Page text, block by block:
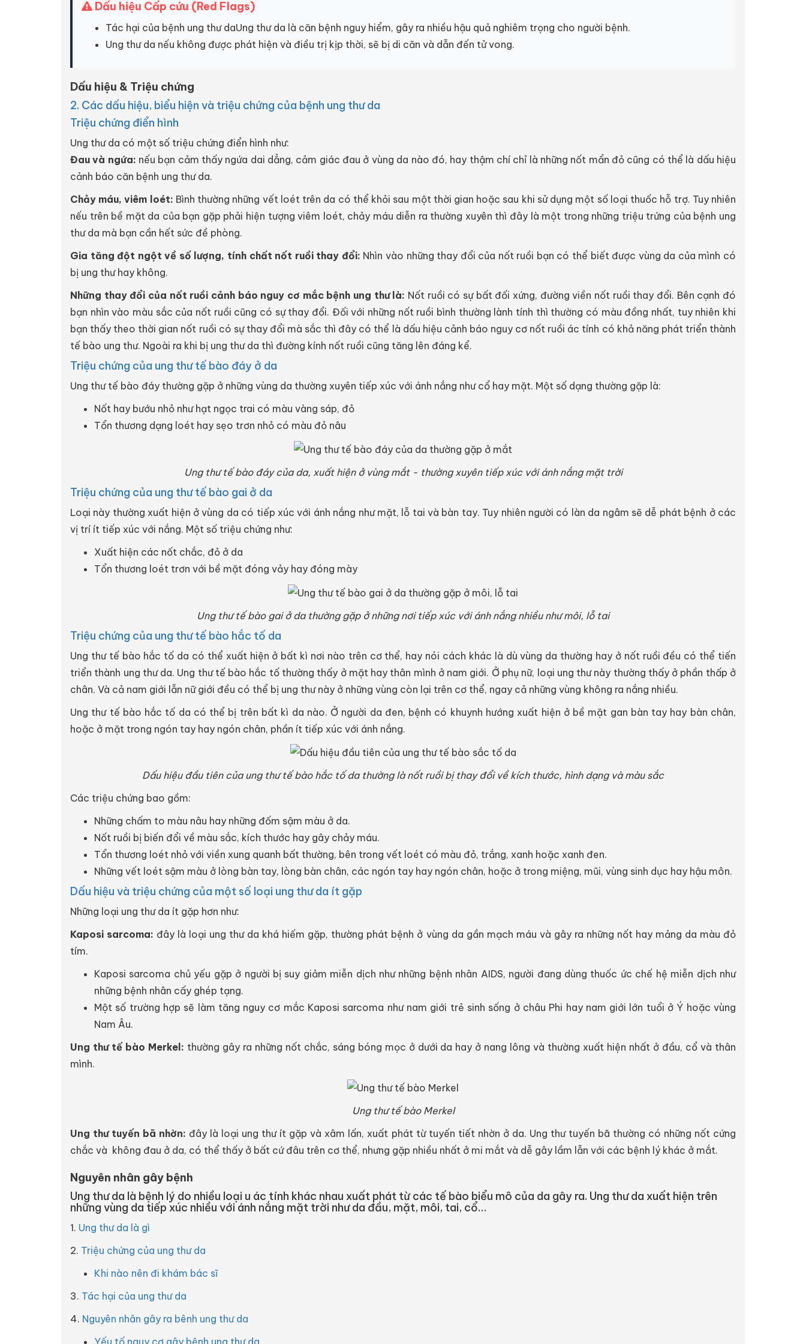
Dấu hiệu Cấp cứu (Red Flags)
Tác hại của bệnh ung thư daUng thư da là căn bệnh nguy hiểm, gây ra nhiều hậu quả nghiêm trọng cho người bệnh.
Ung thư da nếu không được phát hiện và điều trị kịp thời, sẽ bị di căn và dẫn đến tử vong.
Dấu hiệu & Triệu chứng
2. Các dấu hiệu, biểu hiện và triệu chứng của bệnh ung thư da
Triệu chứng điển hình
Ung thư da có một số triệu chứng điển hình như:
Đau và ngứa: nếu bạn cảm thấy ngứa dai dẳng, cảm giác đau ở vùng da nào đó, hay thậm chí chỉ là những nốt mẩn đỏ cũng có thể là dấu hiệu
cảnh báo căn bệnh ung thư da.
Chảy máu, viêm loét: Bình thường những vết loét trên da có thể khỏi sau một thời gian hoặc sau khi sử dụng một số loại thuốc hỗ trợ. Tuy nhiên
nếu trên bề mặt da của bạn gặp phải hiện tượng viêm loét, chảy máu diễn ra thường xuyên thì đây là một trong những triệu trứng của bệnh ung
thư da mà bạn cần hết sức đề phòng.
Gia tăng đột ngột về số lượng, tính chất nốt ruồi thay đổi: Nhìn vào những thay đổi của nốt ruồi bạn có thể biết được vùng da của mình có
bị ung thư hay không.
Những thay đổi của nốt ruồi cảnh báo nguy cơ mắc bệnh ung thư là: Nốt ruồi có sự bất đối xứng, đường viền nốt ruồi thay đổi. Bên cạnh đó
bạn nhìn vào màu sắc của nốt ruồi cũng có sự thay đổi. Đối với những nốt ruồi bình thường lành tính thì thường có màu đồng nhất, tuy nhiên khi
bạn thấy theo thời gian nốt ruồi có sự thay đổi mà sắc thì đây có thể là dấu hiệu cảnh báo nguy cơ nốt ruồi ác tính có khả năng phát triển thành
tế bào ung thư. Ngoài ra khi bị ung thư da thì đường kính nốt ruồi cũng tăng lên đáng kể.
Triệu chứng của ung thư tế bào đáy ở da
Ung thư tế bào đáy thường gặp ở những vùng da thường xuyên tiếp xúc với ánh nắng như cổ hay mặt. Một số dạng thường gặp là:
Nốt hay bướu nhỏ như hạt ngọc trai có màu vàng sáp, đỏ
Tổn thương dạng loét hay sẹo trơn nhỏ có màu đỏ nâu
Ung thư tế bào đáy của da, xuất hiện ở vùng mắt - thường xuyên tiếp xúc với ánh nắng mặt trời
Triệu chứng của ung thư tế bào gai ở da
Loại này thường xuất hiện ở vùng da có tiếp xúc với ánh nắng như mặt, lỗ tai và bàn tay. Tuy nhiên người có làn da ngâm sẽ dễ phát bệnh ở các
vị trí ít tiếp xúc với nắng. Một số triệu chứng như:
Xuất hiện các nốt chắc, đỏ ở da
Tổn thương loét trơn với bề mặt đóng vảy hay đóng mày
Ung thư tế bào gai ở da thường gặp ở những nơi tiếp xúc với ánh nắng nhiều như môi, lỗ tai
Triệu chứng của ung thư tế bào hắc tố da
Ung thư tế bào hắc tố da có thể xuất hiện ở bất kì nơi nào trên cơ thể, hay nói cách khác là dù vùng da thường hay ở nốt ruồi đều có thể tiến
triển thành ung thư da. Ung thư tế bào hắc tố thường thấy ở mặt hay thân mình ở nam giới. Ở phụ nữ, loại ung thư này thường thấy ở phần thấp ở
chân. Và cả nam giới lẫn nữ giới đều có thể bị ung thư này ở những vùng còn lại trên cơ thể, ngay cả những vùng không ra nắng nhiều.
Ung thư tế bào hắc tố da có thể bị trên bất kì da nào. Ở người da đen, bệnh có khuynh hướng xuất hiện ở bề mặt gan bàn tay hay bàn chân,
hoặc ở mặt trong ngón tay hay ngón chân, phần ít tiếp xúc với ánh nắng.
Dấu hiệu đầu tiên của ung thư tế bào hắc tố da thường là nốt ruồi bị thay đổi về kích thước, hình dạng và màu sắc
Các triệu chứng bao gồm:
Những chấm to màu nâu hay những đốm sậm màu ở da.
Nốt ruồi bị biến đổi về màu sắc, kích thước hay gây chảy máu.
Tổn thương loét nhỏ với viền xung quanh bất thường, bên trong vết loét có màu đỏ, trắng, xanh hoặc xanh đen.
Những vết loét sậm màu ở lòng bàn tay, lòng bàn chân, các ngón tay hay ngón chân, hoặc ở trong miệng, mũi, vùng sinh dục hay hậu môn.
Dấu hiệu và triệu chứng của một số loại ung thư da ít gặp
Những loại ung thư da ít gặp hơn như:
Kaposi sarcoma: đây là loại ung thư da khá hiếm gặp, thường phát bệnh ở vùng da gần mạch máu và gây ra những nốt hay mảng da màu đỏ
tím.
Kaposi sarcoma chủ yếu gặp ở người bị suy giảm miễn dịch như những bệnh nhân AIDS, người đang dùng thuốc ức chế hệ miễn dịch như
những bệnh nhân cấy ghép tạng.
Một số trường hợp sẽ làm tăng nguy cơ mắc Kaposi sarcoma như nam giới trẻ sinh sống ở châu Phi hay nam giới lớn tuổi ở Ý hoặc vùng
Nam Âu.
Ung thư tế bào Merkel: thường gây ra những nốt chắc, sáng bóng mọc ở dưới da hay ở nang lông và thường xuất hiện nhất ở đầu, cổ và thân
mình.
Ung thư tế bào Merkel
Ung thư tuyến bã nhờn: đây là loại ung thư ít gặp và xâm lấn, xuất phát từ tuyến tiết nhờn ở da. Ung thư tuyến bã thường có những nốt cứng
chắc và không đau ở da, có thể thấy ở bất cứ đâu trên cơ thể, nhưng gặp nhiều nhất ở mi mắt và dễ gây lầm lẫn với các bệnh lý khác ở mắt.
Nguyên nhân gây bệnh
Ung thư da là bệnh lý do nhiều loại u ác tính khác nhau xuất phát từ các tế bào biểu mô của da gây ra. Ung thư da xuất hiện trên
những vùng da tiếp xúc nhiều với ánh nắng mặt trời như da đầu, mặt, môi, tai, cổ…
1. Ung thư da là gì
2. Triệu chứng của ung thư da
Khi nào nên đi khám bác sĩ
3. Tác hại của ung thư da
4. Nguyên nhân gây ra bênh ung thư da